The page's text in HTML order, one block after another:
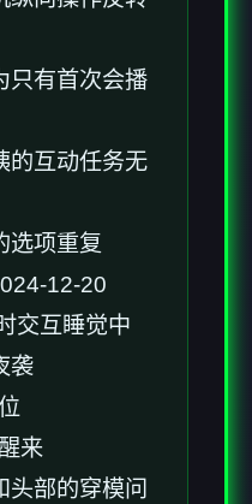
只有首次会播
的互动任务无
选项重复
12-20
交互睡觉中
袭
来
部的穿模问